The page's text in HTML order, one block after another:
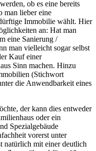
ob es eine bereits
man lieber eine
Immobilie wählt. Hier
an: Hat man
eine Sanierung /
man vielleicht sogar selbst
Kauf einer
Sinn machen. Hinzu
(Stichwort
die Anwendbarkeit eines
der kann dies entweder
oder ein
Spezialgebäude
vorerst unter
natürlich mit einer deutlich